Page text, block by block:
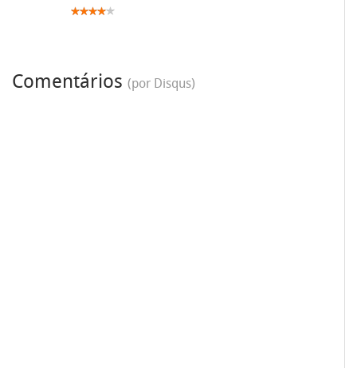
Comentários (por Disqus)